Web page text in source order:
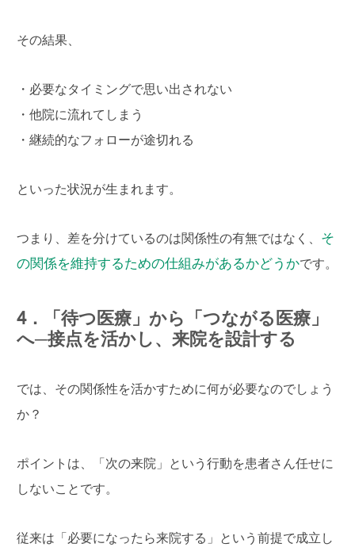
その結果、
・必要なタイミングで思い出されない
・他院に流れてしまう
・継続的なフォローが途切れる
といった状況が生まれます。
つまり、差を分けているのは関係性の有無ではなく、 そ
の関係を維持するための仕組みがあるかどうかです。
4．「待つ医療」から「つながる医療」
へ─接点を活かし、来院を設計する
では、その関係性を活かすために何が必要なのでしょう
か？
ポイントは、「次の来院」という行動を患者さん任せに
しないことです。
従来は「必要になったら来院する」という前提で成立し